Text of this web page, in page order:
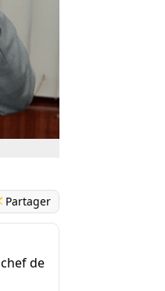
Partager
de